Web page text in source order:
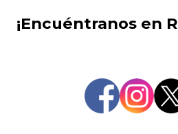
¡Encuéntranos en